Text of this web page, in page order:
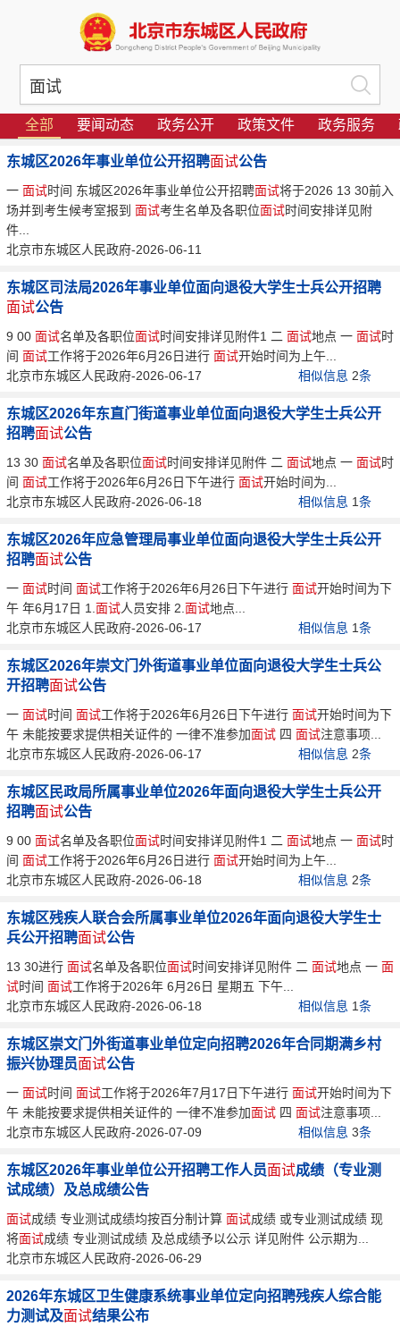
全部 要闻动态 政务公开 政策文件 政务服务
东城区2026年事业单位公开招聘面试公告
一 面试时间 东城区2026年事业单位公开招聘面试将于2026 13 30前入
场并到考生候考室报到 面试考生名单及各职位面试时间安排详见附
件...
北京市东城区人民政府-2026-06-11
东城区司法局2026年事业单位面向退役大学生士兵公开招聘
面试公告
9 00 面试名单及各职位面试时间安排详见附件1 二 面试地点 一 面试时
间 面试工作将于2026年6月26日进行 面试开始时间为上午...
北京市东城区人民政府-2026-06-17
相似信息 2条
东城区2026年东直门街道事业单位面向退役大学生士兵公开
招聘面试公告
13 30 面试名单及各职位面试时间安排详见附件 二 面试地点 一 面试时
间 面试工作将于2026年6月26日下午进行 面试开始时间为...
北京市东城区人民政府-2026-06-18
相似信息 1条
东城区2026年应急管理局事业单位面向退役大学生士兵公开
招聘面试公告
一 面试时间 面试工作将于2026年6月26日下午进行 面试开始时间为下
午 年6月17日 1.面试人员安排 2.面试地点...
北京市东城区人民政府-2026-06-17
相似信息 1条
东城区2026年崇文门外街道事业单位面向退役大学生士兵公
开招聘面试公告
一 面试时间 面试工作将于2026年6月26日下午进行 面试开始时间为下
午 未能按要求提供相关证件的 一律不准参加面试 四 面试注意事项...
北京市东城区人民政府-2026-06-17
相似信息 2条
东城区民政局所属事业单位2026年面向退役大学生士兵公开
招聘面试公告
9 00 面试名单及各职位面试时间安排详见附件1 二 面试地点 一 面试时
间 面试工作将于2026年6月26日进行 面试开始时间为上午...
北京市东城区人民政府-2026-06-18
相似信息 2条
东城区残疾人联合会所属事业单位2026年面向退役大学生士
兵公开招聘面试公告
13 30进行 面试名单及各职位面试时间安排详见附件 二 面试地点 一 面
试时间 面试工作将于2026年 6月26日 星期五 下午...
北京市东城区人民政府-2026-06-18
相似信息 1条
东城区崇文门外街道事业单位定向招聘2026年合同期满乡村
振兴协理员面试公告
一 面试时间 面试工作将于2026年7月17日下午进行 面试开始时间为下
午 未能按要求提供相关证件的 一律不准参加面试 四 面试注意事项...
北京市东城区人民政府-2026-07-09
相似信息 3条
东城区2026年事业单位公开招聘工作人员面试成绩（专业测
试成绩）及总成绩公告
面试成绩 专业测试成绩均按百分制计算 面试成绩 或专业测试成绩 现
将面试成绩 专业测试成绩 及总成绩予以公示 详见附件 公示期为...
北京市东城区人民政府-2026-06-29
2026年东城区卫生健康系统事业单位定向招聘残疾人综合能
力测试及面试结果公布